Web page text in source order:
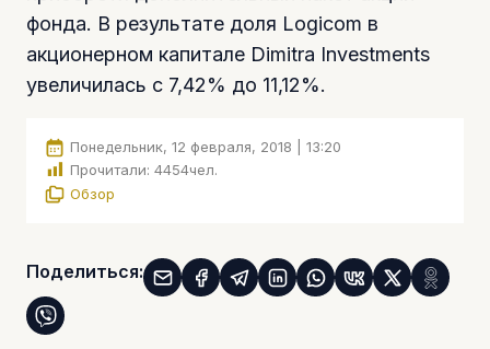
фонда. В результате доля Logicom в
акционерном капитале Dimitra Investments
увеличилась с 7,42% до 11,12%.
Понедельник, 12 февраля, 2018 | 13:20
Прочитали: 4454чел.
Обзор
Поделиться: